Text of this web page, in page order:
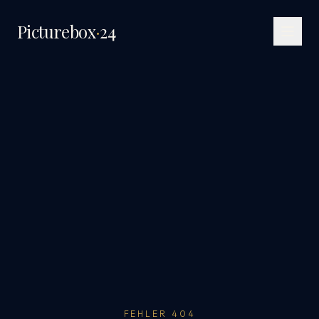
Picturebox·24
FEHLER 404